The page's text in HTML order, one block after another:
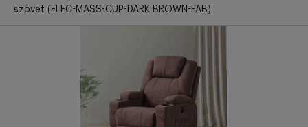
szövet (ELEC-MASS-CUP-DARK BROWN-FAB)